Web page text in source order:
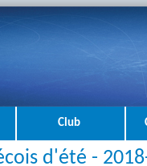
Club
d'été -